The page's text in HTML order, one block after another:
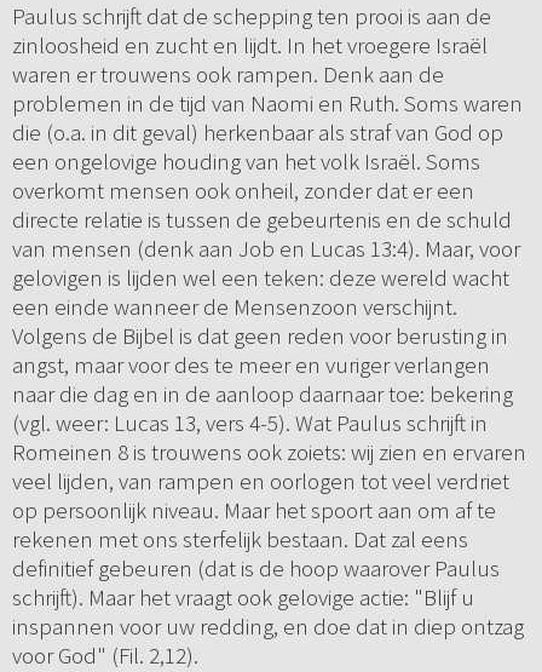
Paulus schrijft dat de schepping ten prooi is aan de
zinloosheid en zucht en lijdt. In het vroegere Israël
waren er trouwens ook rampen. Denk aan de
problemen in de tijd van Naomi en Ruth. Soms waren
die (o.a. in dit geval) herkenbaar als straf van God op
een ongelovige houding van het volk Israël. Soms
overkomt mensen ook onheil, zonder dat er een
directe relatie is tussen de gebeurtenis en de schuld
van mensen (denk aan Job en Lucas 13:4). Maar, voor
gelovigen is lijden wel een teken: deze wereld wacht
een einde wanneer de Mensenzoon verschijnt.
Volgens de Bijbel is dat geen reden voor berusting in
angst, maar voor des te meer en vuriger verlangen
naar die dag en in de aanloop daarnaar toe: bekering
(vgl. weer: Lucas 13, vers 4-5). Wat Paulus schrijft in
Romeinen 8 is trouwens ook zoiets: wij zien en ervaren
veel lijden, van rampen en oorlogen tot veel verdriet
op persoonlijk niveau. Maar het spoort aan om af te
rekenen met ons sterfelijk bestaan. Dat zal eens
definitief gebeuren (dat is de hoop waarover Paulus
schrijft). Maar het vraagt ook gelovige actie: "Blijf u
inspannen voor uw redding, en doe dat in diep ontzag
voor God" (Fil. 2,12).